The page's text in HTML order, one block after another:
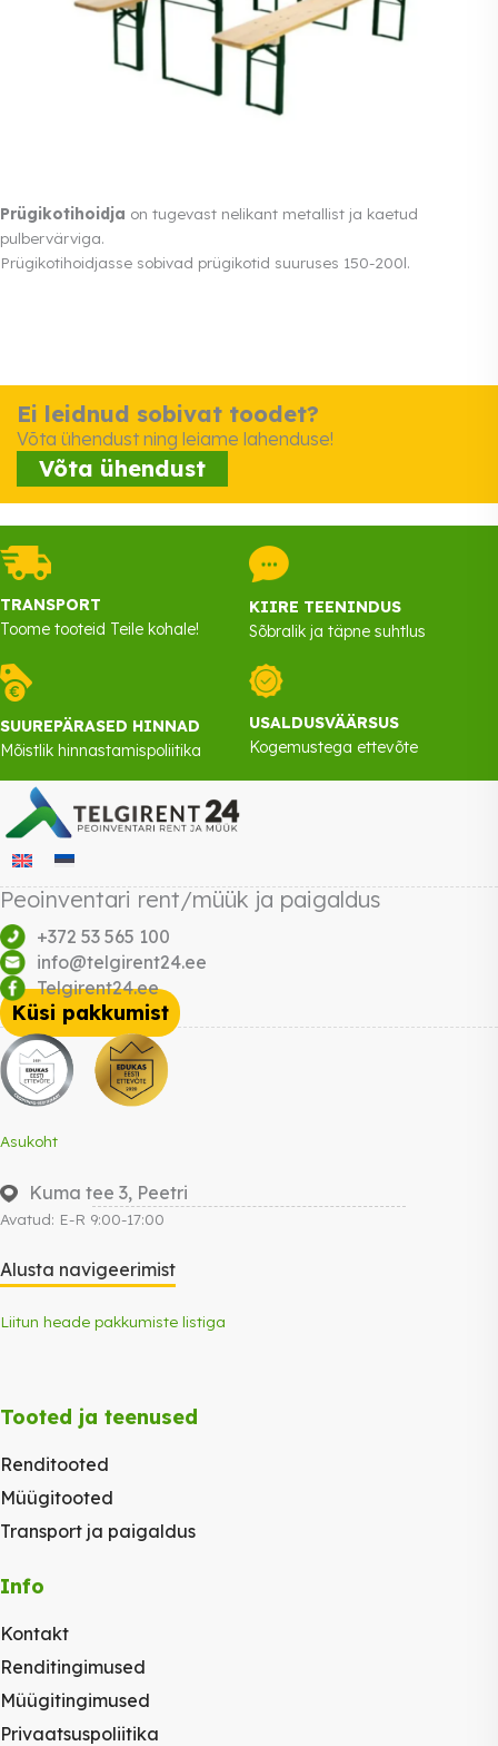
Prügikotihoidja on tugevast nelikant metallist ja kaetud
pulbervärviga.
Prügikotihoidjasse sobivad prügikotid suuruses 150-200l.
Ei leidnud sobivat toodet?
Võta ühendust ning leiame lahenduse!
Võta ühendust
TRANSPORT
Toome tooteid Teile kohale!
KIIRE TEENINDUS
Sõbralik ja täpne suhtlus
SUUREPÄRASED HINNAD
Mõistlik hinnastamispoliitika
USALDUSVÄÄRSUS
Kogemustega ettevõte
Peoinventari rent/müük ja paigaldus
+372 53 565 100
info@telgirent24.ee
Telgirent24.ee
Küsi pakkumist
Asukoht
Kuma tee 3, Peetri
Avatud: E-R 9:00-17:00
Alusta navigeerimist
Liitun heade pakkumiste listiga
Tooted ja teenused
Renditooted
Müügitooted
Transport ja paigaldus
Info
Kontakt
Renditingimused
Müügitingimused
Privaatsuspoliitika